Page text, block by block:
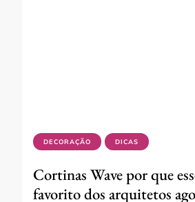
DECORAÇÃO DICAS
Cortinas Wave por que
favorito dos arquitetos